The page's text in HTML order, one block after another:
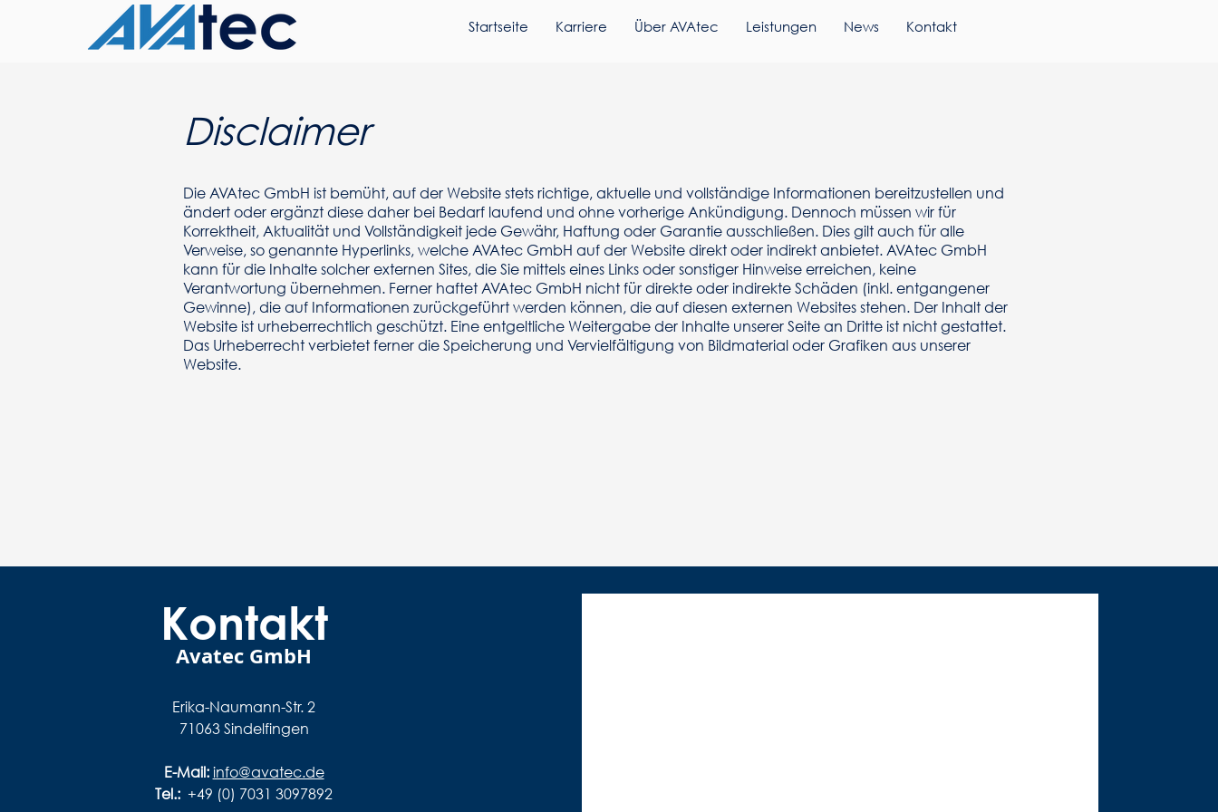
Startseite Karriere Über AVAtec Leistungen News Kontakt
Disclaimer
Die AVAtec GmbH ist bemüht, auf der Website stets richtige, aktuelle und vollständige Informationen bereitzustellen und
ändert oder ergänzt diese daher bei Bedarf laufend und ohne vorherige Ankündigung. Dennoch müssen wir für
Korrektheit, Aktualität und Vollständigkeit jede Gewähr, Haftung oder Garantie ausschließen. Dies gilt auch für alle
Verweise, so genannte Hyperlinks, welche AVAtec GmbH auf der Website direkt oder indirekt anbietet. AVAtec GmbH
kann für die Inhalte solcher externen Sites, die Sie mittels eines Links oder sonstiger Hinweise erreichen, keine
Verantwortung übernehmen. Ferner haftet AVAtec GmbH nicht für direkte oder indirekte Schäden (inkl. entgangener
Gewinne), die auf Informationen zurückgeführt werden können, die auf diesen externen Websites stehen. Der Inhalt der
Website ist urheberrechtlich geschützt. Eine entgeltliche Weitergabe der Inhalte unserer Seite an Dritte ist nicht gestattet.
Das Urheberrecht verbietet ferner die Speicherung und Vervielfältigung von Bildmaterial oder Grafiken aus unserer
Website.
Kontakt
Avatec GmbH
Erika-Naumann-Str. 2
71063 Sindelfingen
E-Mail: info@avatec.de
Tel.: +49 (0) 7031 3097892